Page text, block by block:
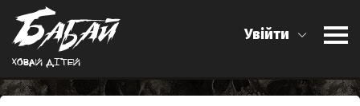
Ховай дiтей
Увійти